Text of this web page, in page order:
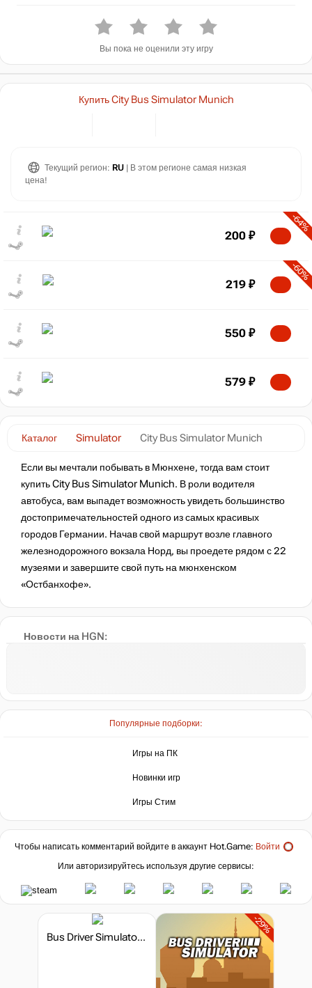
Вы пока не оценили эту игру
Новости на HGN:
Популярные подборки:
Игры на ПК
Новинки игр
Игры Стим
Каталог Simulator City Bus Simulator Munich
Если вы мечтали побывать в Мюнхене, тогда вам стоит
купить City Bus Simulator Munich. В роли водителя
автобуса, вам выпадет возможность увидеть большинство
достопримечательностей одного из самых красивых
городов Германии. Начав свой маршрут возле главного
железнодорожного вокзала Норд, вы проедете рядом с 22
музеями и завершите свой путь на мюнхенском
«Остбанхофе».
Купить City Bus Simulator Munich
Текущий регион: RU | В этом регионе самая низкая
цена!
-64%
200 ₽
-60%
219 ₽
550 ₽
579 ₽
Чтобы написать комментарий войдите в аккаунт Hot.Game: Войти
Или авторизируйтесь используя другие сервисы:
Bus Driver Simulator - Modern City Bus
-29%